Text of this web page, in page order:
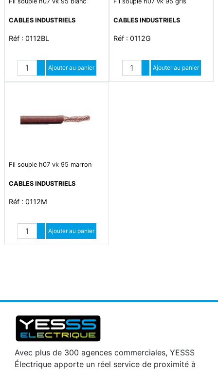
CABLES INDUSTRIELS
Réf : 0112BL
Quantité
Augmenter quantité
Diminuer quantité
Ajouter au panier
CABLES INDUSTRIELS
Réf : 0112G
Quantité
Augmenter quantité
Diminuer quantité
Ajouter au panier
Fil souple h07 vk 95 marron
CABLES INDUSTRIELS
Réf : 0112M
Quantité
Augmenter quantité
Diminuer quantité
Ajouter au panier
Avec plus de 300 agences commerciales, YESSS
Électrique apporte un réel service de proximité à